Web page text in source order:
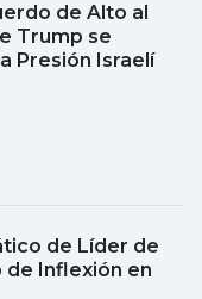
de Alto al
Trump se
Presión Israelí
de Líder de
de Inflexión en